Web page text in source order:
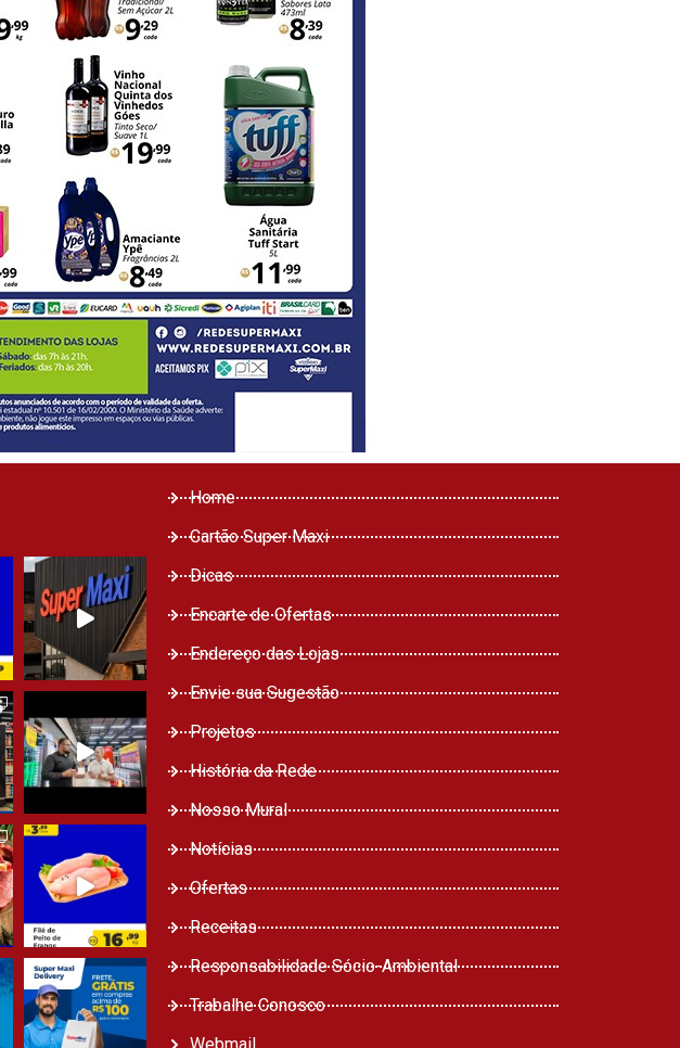
Home
Cartão Super Maxi
Dicas
Encarte de Ofertas
Endereço das Lojas
Envie sua Sugestão
Projetos
História da Rede
Nosso Mural
Notícias
Ofertas
Receitas
Responsabilidade Sócio-Ambiental
Trabalhe Conosco